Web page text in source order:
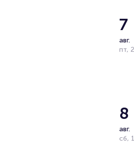
7
авг.
пт,
8
авг.
сб,